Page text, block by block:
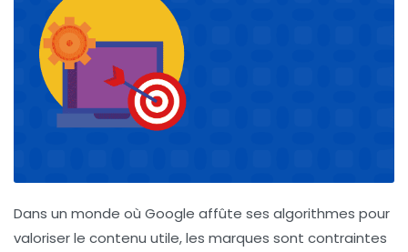
Dans un monde où Google affûte ses algorithmes pour
valoriser le contenu utile, les marques sont contraintes